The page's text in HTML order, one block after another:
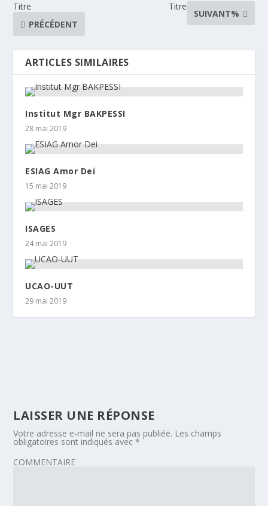
Titre
PRÉCÉDENT
Titre
SUIVANT%
ARTICLES SIMILAIRES
Institut Mgr BAKPESSI
28 mai 2019
ESIAG Amor Dei
15 mai 2019
ISAGES
24 mai 2019
UCAO-UUT
29 mai 2019
LAISSER UNE RÉPONSE
Votre adresse e-mail ne sera pas publiée. Les champs
obligatoires sont indiqués avec*
COMMENTAIRE